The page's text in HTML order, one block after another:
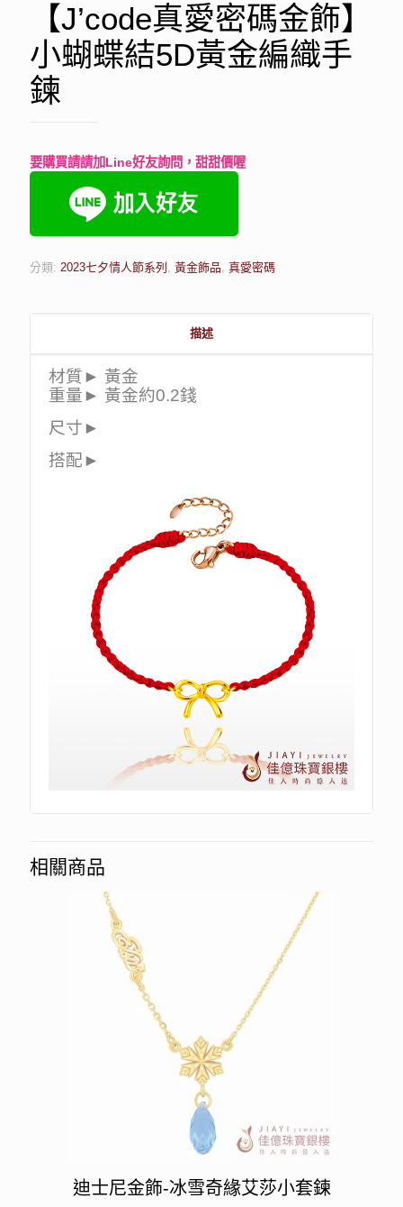
【J’code真愛密碼金飾】
小蝴蝶結5D黃金編織手
鍊
要購買請請加Line好友詢問，甜甜價喔
分類: 2023七夕情人節系列 , 黃金飾品, 真愛密碼
描述
材質► 黃金
重量► 黃金約0.2錢
尺寸►
搭配►
相關商品
迪士尼金飾-冰雪奇緣艾莎小套鍊